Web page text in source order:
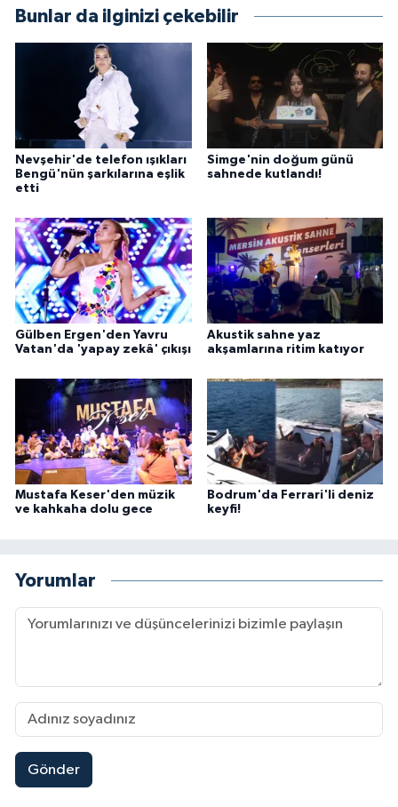
Bunlar da ilginizi çekebilir
Nevşehir'de telefon ışıkları
Bengü'nün şarkılarına eşlik
etti
Simge'nin doğum günü
sahnede kutlandı!
Gülben Ergen'den Yavru
Vatan'da 'yapay zekâ' çıkışı
Akustik sahne yaz
akşamlarına ritim katıyor
Mustafa Keser'den müzik
ve kahkaha dolu gece
Bodrum'da Ferrari'li deniz
keyfi!
Yorumlar
Gönder